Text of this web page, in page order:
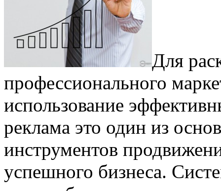
Для
профессионального
использование
реклама это один из
инструментов
успешного бизнеса.